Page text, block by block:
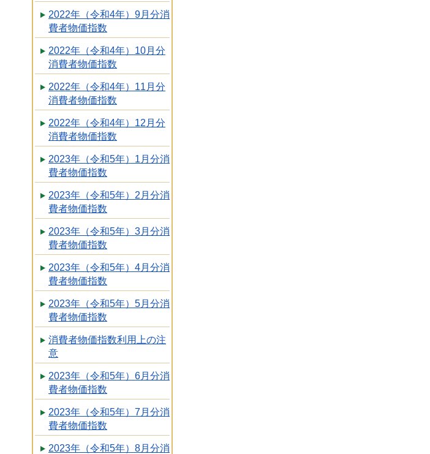
2022年（令和4年）9月分消
費者物価指数
2022年（令和4年）10月分
消費者物価指数
2022年（令和4年）11月分
消費者物価指数
2022年（令和4年）12月分
消費者物価指数
2023年（令和5年）1月分消
費者物価指数
2023年（令和5年）2月分消
費者物価指数
2023年（令和5年）3月分消
費者物価指数
2023年（令和5年）4月分消
費者物価指数
2023年（令和5年）5月分消
費者物価指数
消費者物価指数利用上の注
意
2023年（令和5年）6月分消
費者物価指数
2023年（令和5年）7月分消
費者物価指数
2023年（令和5年）8月分消